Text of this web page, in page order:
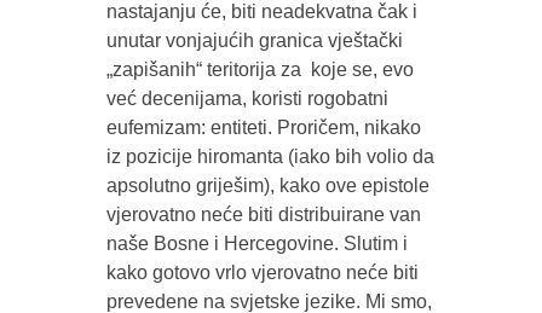
nastajanju će, biti neadekvatna čak i
unutar vonjajućih granica vještački
„zapišanih“ teritorija za koje se, evo
već decenijama, koristi rogobatni
eufemizam: entiteti. Proričem, nikako
iz pozicije hiromanta (iako bih volio da
apsolutno griješim), kako ove epistole
vjerovatno neće biti distribuirane van
naše Bosne i Hercegovine. Slutim i
kako gotovo vrlo vjerovatno neće biti
prevedene na svjetske jezike. Mi smo,